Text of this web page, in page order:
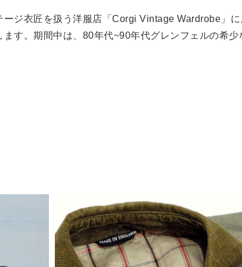
ジ衣匠を扱う洋服店「Corgi Vintage Wardrobe」
す。期間中は、80年代~90年代グレンフェルの希少